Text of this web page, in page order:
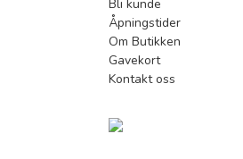
Bli kunde
Åpningstider
Om Butikken
Gavekort
Kontakt oss